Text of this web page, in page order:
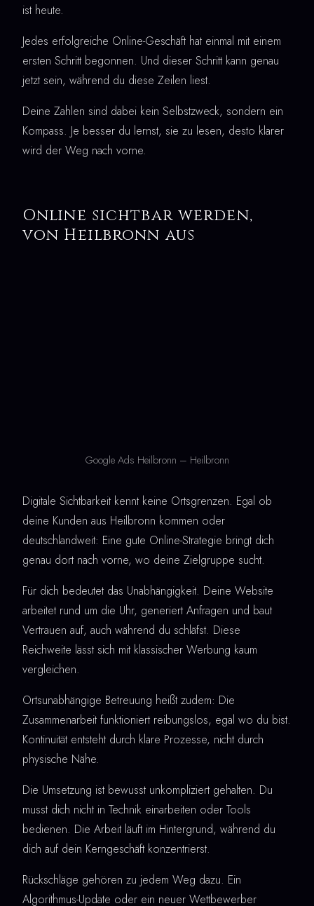
ist heute.
Jedes erfolgreiche Online-Geschäft hat einmal mit einem
ersten Schritt begonnen. Und dieser Schritt kann genau
jetzt sein, während du diese Zeilen liest.
Deine Zahlen sind dabei kein Selbstzweck, sondern ein
Kompass. Je besser du lernst, sie zu lesen, desto klarer
wird der Weg nach vorne.
Online sichtbar werden,
von Heilbronn aus
Google Ads Heilbronn – Heilbronn
Digitale Sichtbarkeit kennt keine Ortsgrenzen. Egal ob
deine Kunden aus Heilbronn kommen oder
deutschlandweit: Eine gute Online-Strategie bringt dich
genau dort nach vorne, wo deine Zielgruppe sucht.
Für dich bedeutet das Unabhängigkeit. Deine Website
arbeitet rund um die Uhr, generiert Anfragen und baut
Vertrauen auf, auch während du schläfst. Diese
Reichweite lässt sich mit klassischer Werbung kaum
vergleichen.
Ortsunabhängige Betreuung heißt zudem: Die
Zusammenarbeit funktioniert reibungslos, egal wo du bist.
Kontinuität entsteht durch klare Prozesse, nicht durch
physische Nähe.
Die Umsetzung ist bewusst unkompliziert gehalten. Du
musst dich nicht in Technik einarbeiten oder Tools
bedienen. Die Arbeit läuft im Hintergrund, während du
dich auf dein Kerngeschäft konzentrierst.
Rückschläge gehören zu jedem Weg dazu. Ein
Algorithmus-Update oder ein neuer Wettbewerber